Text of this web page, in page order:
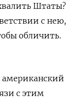
Штаты?
с нею,
обличить.
с этим